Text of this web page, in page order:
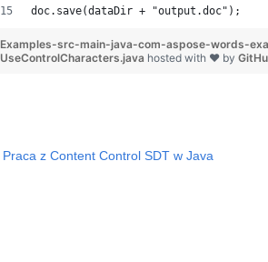
doc.save(dataDir + "output.doc");
Examples-src-main-java-com-aspose-words-
UseControlCharacters.java hosted with ❤ by
Praca z Content Control SDT w Java